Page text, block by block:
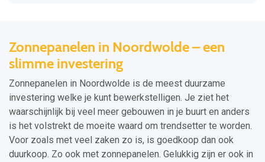
Zonnepanelen in Noordwolde – een
slimme investering
Zonnepanelen in Noordwolde is de meest duurzame
investering welke je kunt bewerkstelligen. Je ziet het
waarschijnlijk bij veel meer gebouwen in je buurt en anders
is het volstrekt de moeite waard om trendsetter te worden.
Voor zoals met veel zaken zo is, is goedkoop dan ook
duurkoop. Zo ook met zonnepanelen. Gelukkig zijn er ook in